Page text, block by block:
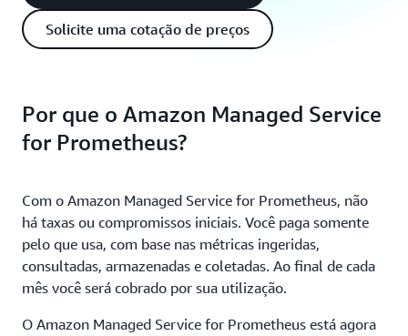
Solicite uma cotação de preços
Por que o Amazon Managed Service
for Prometheus?
Com o Amazon Managed Service for Prometheus, não
há taxas ou compromissos iniciais. Você paga somente
pelo que usa, com base nas métricas ingeridas,
consultadas, armazenadas e coletadas. Ao final de cada
mês você será cobrado por sua utilização.
O Amazon Managed Service for Prometheus está agora